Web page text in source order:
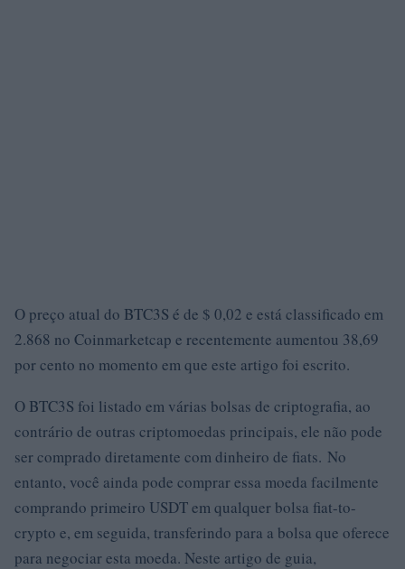
O preço atual do BTC3S é de $ 0,02 e está classificado em
2.868 no Coinmarketcap e recentemente aumentou 38,69
por cento no momento em que este artigo foi escrito.
O BTC3S foi listado em várias bolsas de criptografia, ao
contrário de outras criptomoedas principais, ele não pode
ser comprado diretamente com dinheiro de fiats. No
entanto, você ainda pode comprar essa moeda facilmente
comprando primeiro USDT em qualquer bolsa fiat-to-
crypto e, em seguida, transferindo para a bolsa que oferece
para negociar esta moeda. Neste artigo de guia,